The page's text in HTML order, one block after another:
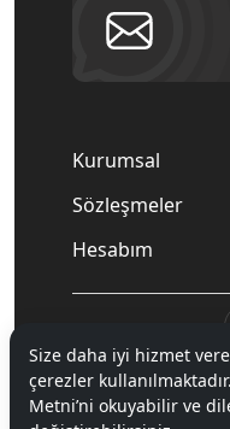
Kurumsal
Sözleşmeler
Hesabım
© 2020
Size daha iyi hizmet
çerezler
Metni’ni okuyabilir ve